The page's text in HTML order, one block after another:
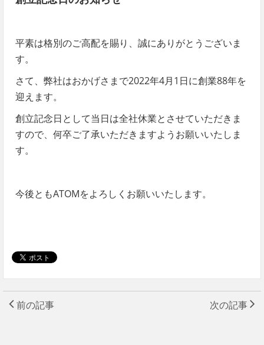
平素は格別のご高配を賜り、誠にありがとうございま
す。
さて、弊社はおかげさまで2022年4月1日に創業88年を
迎えます。
創立記念日として当日は全社休業とさせていただきま
すので、何卒ご了承いただきますようお願いいたしま
す。
今後ともATOMをよろしくお願いいたします。
前の記事 次の記事